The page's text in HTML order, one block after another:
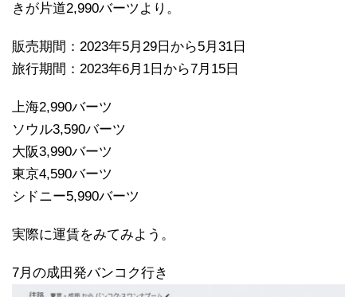
きが片道2,990バーツより。
販売期間：2023年5月29日から5月31日
旅行期間：2023年6月1日から7月15日
上海2,990バーツ
ソウル3,590バーツ
大阪3,990バーツ
東京4,590バーツ
シドニー5,990バーツ
実際に運賃をみてみよう。
7月の成田発バンコク行き